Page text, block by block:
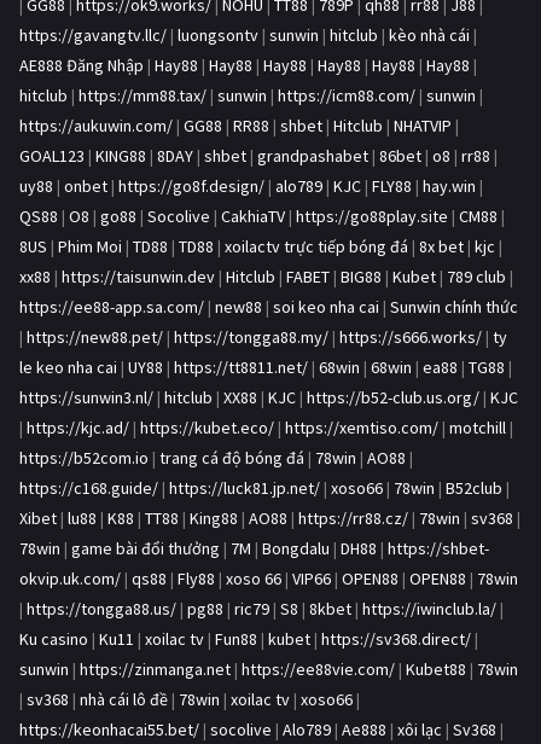
| GG88 | https://ok9.works/ | NOHU | TT88 | 789P | qh88 | rr88 | J88 |
https://gavangtv.llc/ | luongsontv | sunwin | hitclub | kèo nhà cái |
AE888 Đăng Nhập | Hay88 | Hay88 | Hay88 | Hay88 | Hay88 | Hay88 |
hitclub | https://mm88.tax/ | sunwin | https://icm88.com/ | sunwin |
https://aukuwin.com/ | GG88 | RR88 | shbet | Hitclub | NHATVIP |
GOAL123 | KING88 | 8DAY | shbet | grandpashabet | 86bet | o8 | rr88 |
uy88 | onbet | https://go8f.design/ | alo789 | KJC | FLY88 | hay.win |
QS88 | O8 | go88 | Socolive | CakhiaTV | https://go88play.site | CM88 |
8US | Phim Moi | TD88 | TD88 | xoilactv trực tiếp bóng đá | 8x bet | kjc |
xx88 | https://taisunwin.dev | Hitclub | FABET | BIG88 | Kubet | 789 club |
https://ee88-app.sa.com/ | new88 | soi keo nha cai | Sunwin chính thức
| https://new88.pet/ | https://tongga88.my/ | https://s666.works/ | ty
le keo nha cai | UY88 | https://tt8811.net/ | 68win | 68win | ea88 | TG88 |
https://sunwin3.nl/ | hitclub | XX88 | KJC | https://b52-club.us.org/ | KJC
| https://kjc.ad/ | https://kubet.eco/ | https://xemtiso.com/ | motchill |
https://b52com.io | trang cá độ bóng đá | 78win | AO88 |
https://c168.guide/ | https://luck81.jp.net/ | xoso66 | 78win | B52club |
Xibet | lu88 | K88 | TT88 | King88 | AO88 | https://rr88.cz/ | 78win | sv368 |
78win | game bài đổi thưởng | 7M | Bongdalu | DH88 | https://shbet-
okvip.uk.com/ | qs88 | Fly88 | xoso 66 | VIP66 | OPEN88 | OPEN88 | 78win
| https://tongga88.us/ | pg88 | ric79 | S8 | 8kbet | https://iwinclub.la/ |
Ku casino | Ku11 | xoilac tv | Fun88 | kubet | https://sv368.direct/ |
sunwin | https://zinmanga.net | https://ee88vie.com/ | Kubet88 | 78win
| sv368 | nhà cái lô đề | 78win | xoilac tv | xoso66 |
https://keonhacai55.bet/ | socolive | Alo789 | Ae888 | xôi lạc | Sv368 |